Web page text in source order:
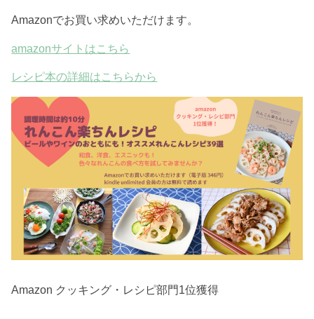
Amazonでお買い求めいただけます。
amazonサイトはこちら
レシピ本の詳細はこちらから
Amazon クッキング・レシピ部門1位獲得